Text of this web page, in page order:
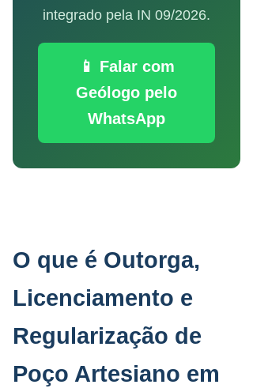
integrado pela IN 09/2026.
📱 Falar com
Geólogo pelo
WhatsApp
O que é Outorga,
Licenciamento e
Regularização de
Poço Artesiano em